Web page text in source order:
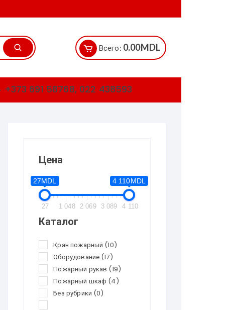
Всего: 0.00MDL
+373 691 58768, 022 438593
Цена
27MDL 4 110MDL
27 1 048 2 069 3 089 4 110
Каталог
Кран пожарный (10)
Оборудование (17)
Пожарный рукав (19)
Пожарный шкаф (4)
Без рубрики (0)